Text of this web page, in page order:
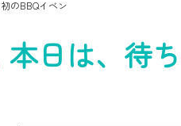
のBBQイベン
日は、待